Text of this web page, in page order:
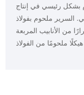
بشكل رئيسي في إنتاج
السرير ملحوم بفولاذ
من الأنابيب المربعة
ملحومًا من الفولاذ